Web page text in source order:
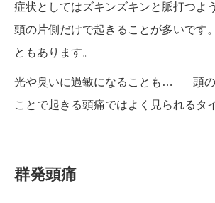
症状としてはズキンズキンと脈打つよ
頭の片側だけで起きることが多いです
ともあります。
光や臭いに過敏になることも… 頭の
ことで起きる頭痛ではよく見られるタ
群発頭痛